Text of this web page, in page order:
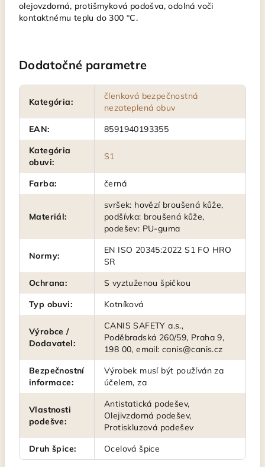
olejovzdorná, protišmyková podošva, odolná voči
kontaktnému teplu do 300 °C.
Dodatočné parametre
Kategória:
členková bezpečnostná
nezateplená obuv
EAN:
8591940193355
Kategória
obuvi:
S1
Farba: černá
Materiál:
svršek: hovězí broušená kůže,
podšívka: broušená kůže,
podešev: PU-guma
Normy:
EN ISO 20345:2022 S1 FO HRO
SR
Ochrana:
S vyztuženou špičkou
Typ obuvi: Kotníková
Výrobce /
Dodavatel:
CANIS SAFETY a.s.,
Poděbradská 260/59, Praha 9,
198 00, email: canis@canis.cz
Bezpečnostní
informace:
Výrobek musí být používán za
účelem, za
Vlastnosti
podešve:
Antistatická podešev,
Olejivzdorná podešev,
Protiskluzová podešev
Druh špice: Ocelová špice